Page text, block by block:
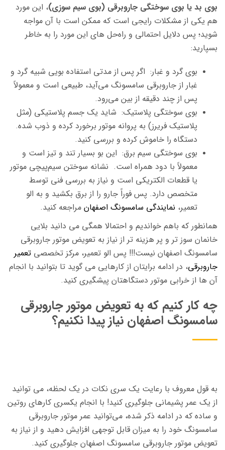
بوی بد یا بوی سوختگی جاروبرقی (بوی سیم سوزی)، این مورد
هم یکی از مشکلات رایجی است که ممکن است با آن مواجه
شوید؛ پس دلایل احتمالی و راه‌حل های این مورد را به خاطر
بسپارید:
بوی گرد و غبار: اگر پس از مدتی استفاده بویی شبیه گرد و
غبار از جاروبرقی سامسونگ می‌آید، طبیعی است و معمولاً
پس از چند دقیقه از بین می‌رود.
بوی سوختگی پلاستیک: شاید یک جسم پلاستیکی (مثل
پلاستیک فریرز) به پروانه موتور برخورد کرده و ذوب شده.
دستگاه را خاموش کرده و بررسی کنید.
بوی سوختگی سیم برق: این بو بسیار تند و تیز است و
معمولاً با دود همراه است. نشانه سوختن سیم‌پیچی موتور
یا قطعات الکتریکی است و نیاز به بررسی فنی توسط
متخصص دارد. پس فوراً جارو را از برق بکشید و به الو
تعمیر، نمایندگی سامسونگ اصفهان مراجعه کنید.
همانطور که باهم خواندیم و احتمالا همگی می دانید بلایی
خانمان سوز تر و پر هزینه تر از نیاز به تعویض موتور جاروبرقی
سامسونگ اصفهان نیست!!! پس الو تعمیر، مرکز تخصصی تعمیر
جاروبرقی، در ادامه برایتان از کارهایی می گوید تا بتوانید با انجام
آن ها از خرابی موتور دستگاهتان پیشگیری کنید.
چه کار کنیم که به تعویض موتور جاروبرقی
سامسونگ اصفهان نیاز پیدا نکنیم؟
به قول معروف با رعایت یک سری نکات در یک لحظه، می توانید
از یک عمر پشیمانی جلوگیری کنید! با انجام یکسری کارهای روتین
و ساده که در ادامه ذکر شده، می‌توانید عمر موتور جاروبرقی
سامسونگ خود را به میزان قابل توجهی افزایش دهید و از نیاز به
تعویض موتور جاروبرقی سامسونگ اصفهان جلوگیری کنید.